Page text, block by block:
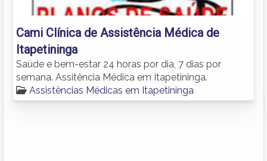
Cami Clínica de Assistência Médica de
Itapetininga
Saúde e bem-estar 24 horas por dia, 7 dias por
semana. Assitência Médica em Itapetininga.
Assistências Médicas em Itapetininga